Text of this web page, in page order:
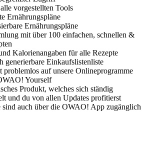
vorgestellten Tools
Ernährungspläne
Ernährungspläne
mit über 100 einfachen, schnellen &
Kalorienangaben für alle Rezepte
generierbare Einkaufslistenliste
auf unsere Onlineprogramme
Yourself
Produkt, welches sich ständig
und du von allen Updates profitierst
auch über die OWAO! App zugänglich